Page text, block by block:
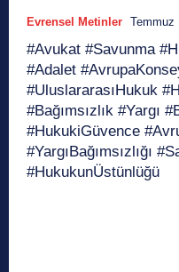
Evrensel Metinler Temmuz
#Avukat #Savunma
#Adalet
#UluslararasıHukuk
#Bağımsızlık #Yargı
#HukukiGüvence
#YargıBağımsızlığı
#HukukunÜstünlüğü